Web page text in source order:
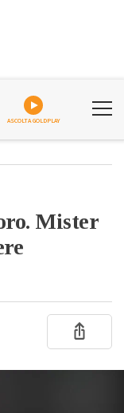
ASCOLTA GOLDPLAY
Mister